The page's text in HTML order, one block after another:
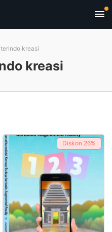
kreasi
kreasi
Diskon 26%